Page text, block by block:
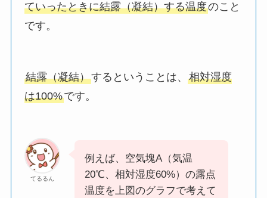
ていったときに結露（凝結）する温度のこと
です。
結露（凝結）するということは、相対湿度
は100%です。
てるるん
例えば、空気塊A（気温
20℃、相対湿度60%）の露点
温度を上図のグラフで考えて